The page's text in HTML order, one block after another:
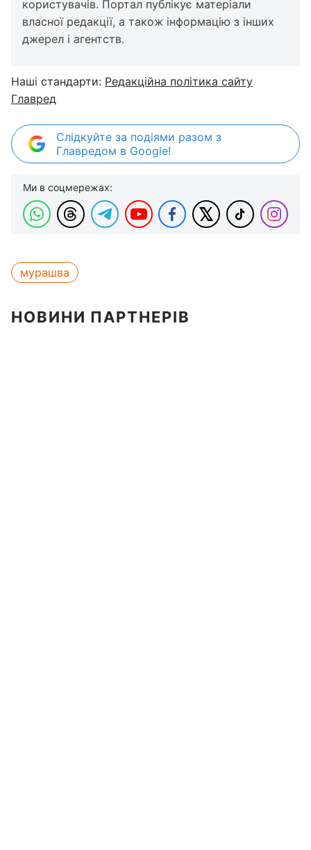
користувачів. Портал публікує матеріали
власної редакції, а також інформацію з інших
джерел і агентств.
Наші стандарти: Редакційна політика сайту
Главред
Слідкуйте за подіями разом з
Главредом в Google!
Ми в соцмережах:
мурашва
НОВИНИ ПАРТНЕРІВ